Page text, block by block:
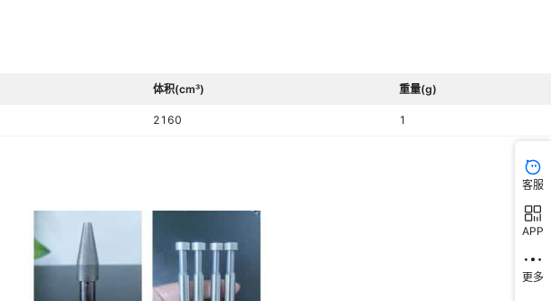
体积(cm³) 重量(g)
2160 1
客服
APP
更多